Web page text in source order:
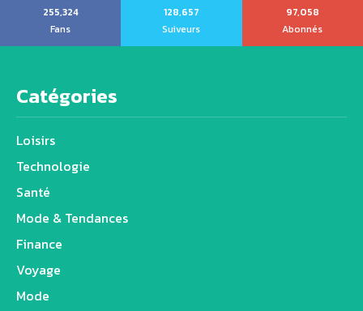
255,324
Fans
128,657
Suiveurs
97,058
Abonnés
Catégories
Loisirs
Technologie
Santé
Mode & Tendances
Finance
Voyage
Mode